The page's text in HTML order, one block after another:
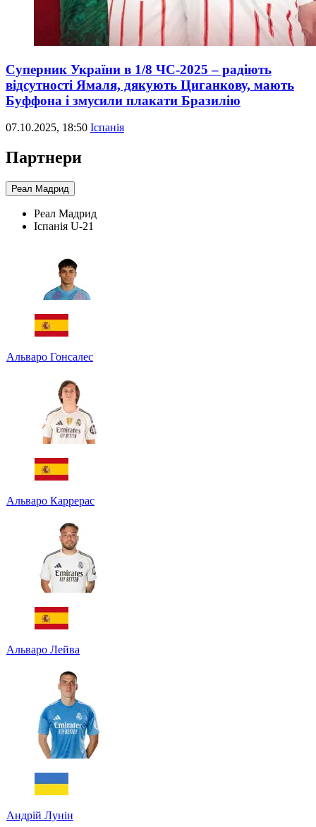
Суперник України в 1/8 ЧС-2025 – радіють
відсутності Ямаля, дякують Циганкову, мають
Буффона і змусили плакати Бразилію
07.10.2025, 18:50 Іспанія
Партнери
Реал Мадрид
Реал Мадрид
Іспанія U-21
Альваро Гонсалес
Альваро Каррерас
Альваро Лейва
Андрій Лунін